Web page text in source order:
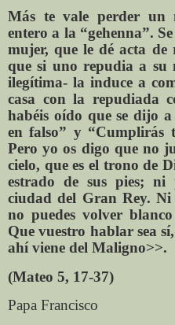
Más te vale perder
entero a la “gehenna”.
mujer, que le dé acta de
que si uno repudia a su
ilegítima- la induce a
casa con la repudiada
habéis oído que se dijo
en falso” y “Cumplirás
Pero yo os digo que no
cielo, que es el trono de
estrado de sus pies; ni
ciudad del Gran Rey.
no puedes volver
Que vuestro hablar sea
ahí viene del Maligno>>.
(Mateo 5, 17-37)
Papa Francisco